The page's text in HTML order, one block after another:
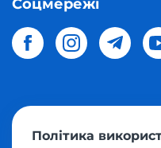
Соцмережі
магазинів світу в
Політика